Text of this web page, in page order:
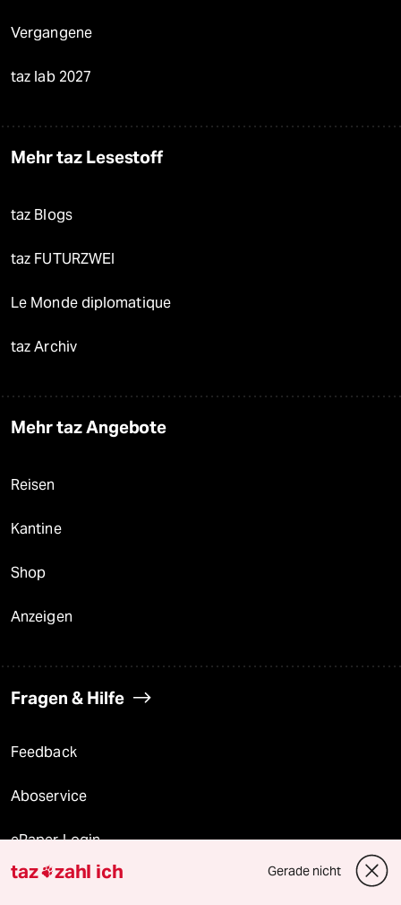
Vergangene
taz lab 2027
Mehr taz Lesestoff
taz Blogs
taz FUTURZWEI
Le Monde diplomatique
taz Archiv
Mehr taz Angebote
Reisen
Kantine
Shop
Anzeigen
Fragen & Hilfe
Feedback
Aboservice
ePaper Login
Downloads für Abonnierende
taz zahl ich Gerade nicht